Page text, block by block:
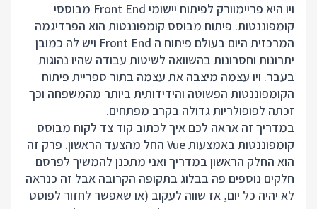
ויו היא פריימוורק לפיתוח יישומי Front End מבוססי
קומפוננטות. פיתוח מבוסס קומפוננטות הוא הפרדיגמה
המרכזית היום בעולם פיתוח ה Front End ויש לה כמובן
יתרונות וחסרונות בהשוואה לשיטות עבודה שהיו נהוגות
בעבר. ויו עצמה מיצבה את עצמה בתור ספריית פיתוח
הקומפוננטות הפשוטה והידידותית ביותר מהמשפחה וכך
זכתה לפופולריות גדולה בקרב מפתחים.
במדריך זה אראה לכם איך לכתוב קוד צד לקוח מבוסס
קומפוננטות באמצעות Vue החל מהצעד הראשון. פרק זה
הוא החלק הראשון במדריך ואני מתכנן להמשיך לפרסם
חלקים נוספים פה בבלוג בתקופה הקרובה אבל זה כנראה
לא יהיה כל יום, אז שווה לעקוב (או שאפשר לחזור לפוסט